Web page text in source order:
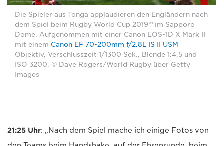
Die Spieler aus Tonga applaudieren den Engländern nach
dem Spiel beim Rugby World Cup 2019™ im Sapporo
Dome. Aufgenommen mit einer Canon EOS-1D X Mark II
mit einem Canon EF 70-200mm f/2.8L IS II USM
Objektiv, Verschlusszeit 1/1300 Sek., Blende 1:4,5 und
ISO 3200. © Dave Rogers/World Rugby über Getty
Images
21:25 Uhr: „Nach dem Spiel mache ich einige Fotos von